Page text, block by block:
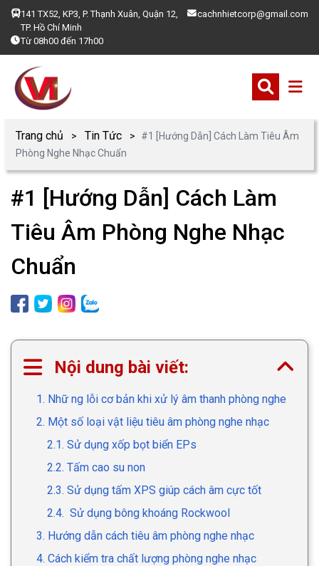
141 TX52, KP3, P. Thạnh Xuân, Quận 12,
TP. Hồ Chí Minh
Từ 08h00 đến 17h00
cachnhietcorp@gmail.com
Trang chủ Tin Tức
#1 [Hướng Dẫn] Cách Làm Tiêu Âm
Phòng Nghe Nhạc Chuẩn
#1 [Hướng Dẫn] Cách Làm
Tiêu Âm Phòng Nghe Nhạc
Chuẩn
Nội dung bài viết:
1. Nhữ ng lỗi cơ bản khi xử lý âm thanh phòng nghe
2. Một số loại vật liệu tiêu âm phòng nghe nhạc
2.1. Sử dụng xốp bọt biển EPs
2.2. Tấm cao su non
2.3. Sử dụng tấm XPS giúp cách âm cực tốt
2.4. Sử dụng bông khoáng Rockwool
3. Hướng dẫn cách tiêu âm phòng nghe nhạc
4. Cách kiểm tra chất lượng phòng nghe nhạc